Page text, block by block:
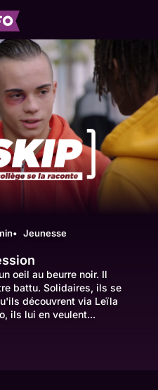
Jeunesse
oeil au beurre noir. Il
battu. Solidaires, ils se
découvrent via Leïla
ils lui en veulent...